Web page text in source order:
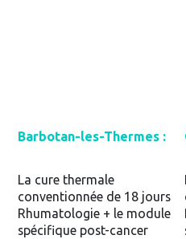
Barbotan-les-Thermes :
La cure thermale
conventionnée de 18 jours
Rhumatologie + le module
spécifique post-cancer